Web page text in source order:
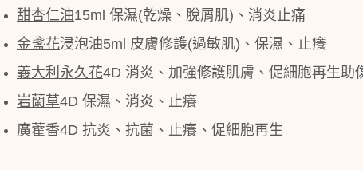
甜杏仁油15ml 保濕(乾燥、脫屑肌) 、消炎止痛
金盞花浸泡油5ml 皮膚修護(過敏肌) 、保濕、止癢
義大利永久花4D 消炎、加強修護肌膚、促細胞再生助
岩蘭草4D 保濕、消炎、止癢
廣藿香4D 抗炎、抗菌、止癢、促細胞再生